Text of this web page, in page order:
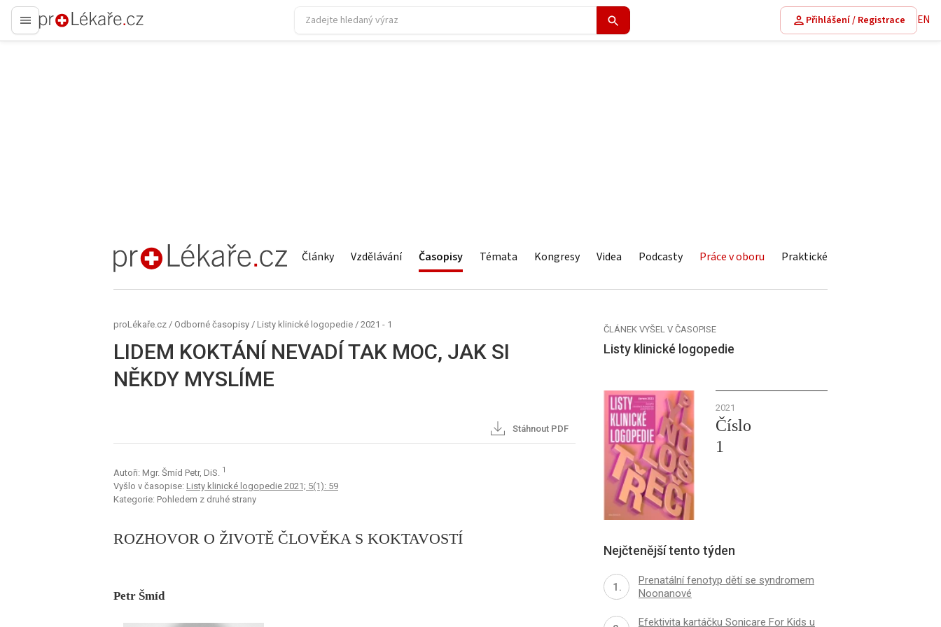
proLékaře.cz
Přihlášení / Registrace EN
proLékaře.cz Články Vzdělávání Časopisy Témata Kongresy Videa Podcasty Práce v oboru Praktické
proLékaře.cz / Odborné časopisy / Listy klinické logopedie / 2021 - 1
LIDEM KOKTÁNÍ NEVADÍ TAK MOC, JAK SI
NĚKDY MYSLÍME
Stáhnout PDF
Autoři: Mgr. Šmíd Petr, DiS. 1
Vyšlo v časopise: Listy klinické logopedie 2021; 5(1): 59
Kategorie: Pohledem z druhé strany
ROZHOVOR O ŽIVOTĚ ČLOVĚKA S KOKTAVOSTÍ
Petr Šmíd
ČLÁNEK VYŠEL V ČASOPISE
Listy klinické logopedie
2021
Číslo
1
Nejčtenější tento týden
Prenatální fenotyp dětí se syndromem
Noonanové
Efektivita kartáčku Sonicare For Kids u